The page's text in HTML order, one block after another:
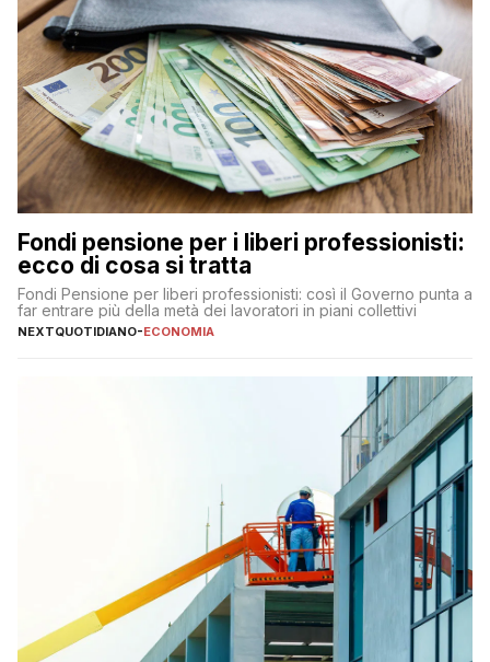
Fondi pensione per i liberi professionisti:
ecco di cosa si tratta
Fondi Pensione per liberi professionisti: così il Governo punta a
far entrare più della metà dei lavoratori in piani collettivi
NEXTQUOTIDIANO-ECONOMIA